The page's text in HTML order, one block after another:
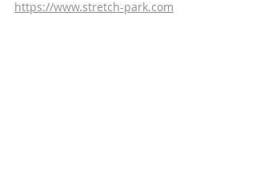
https://www.stretch-park.com